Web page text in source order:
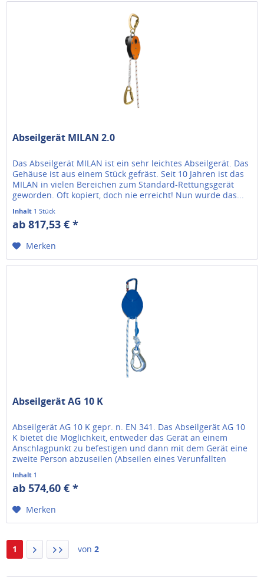
Abseilgerät MILAN 2.0
Das Abseilgerät MILAN ist ein sehr leichtes Abseilgerät. Das
Gehäuse ist aus einem Stück gefräst. Seit 10 Jahren ist das
MILAN in vielen Bereichen zum Standard-Rettungsgerät
geworden. Oft kopiert, doch nie erreicht! Nun wurde das...
Inhalt 1 Stück
ab 817,53 € *
Merken
Abseilgerät AG 10 K
Abseilgerät AG 10 K gepr. n. EN 341. Das Abseilgerät AG 10
K bietet die Möglichkeit, entweder das Gerät an einem
Anschlagpunkt zu befestigen und dann mit dem Gerät eine
zweite Person abzuseilen (Abseilen eines Verunfallten
durch eine...
Inhalt 1
ab 574,60 € *
Merken
1 von 2